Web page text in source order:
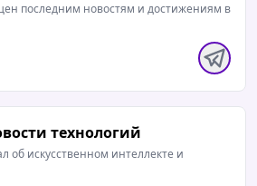
последним новостям и достижениям в
технологий
об искусственном интеллекте и